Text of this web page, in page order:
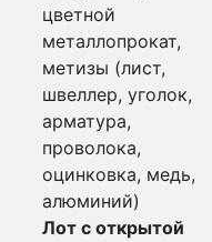
цветной
металлопрокат,
метизы (лист,
швеллер, уголок,
арматура,
проволока,
оцинковка, медь,
алюминий)
Лот с открытой